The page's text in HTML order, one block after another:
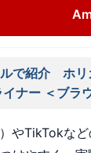
ルで紹介 ホ
ナー ＜ブラ
やTikTokな